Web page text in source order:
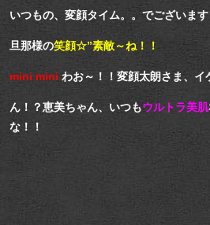
いつもの、変顔タイム。。でございま
旦那様の笑顔☆”素敵～ね！！
mini mini わお～！！変顔太朗さま、イ
ん！？恵美ちゃん、いつもウルトラ美肌
な！！